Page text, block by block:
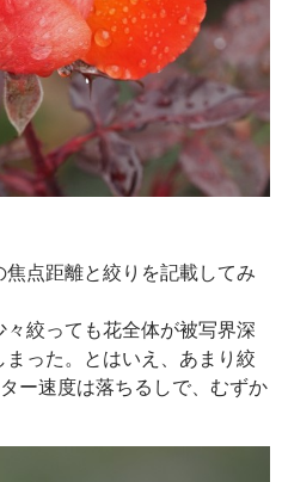
点距離と絞りを記載してみ
絞っても花全体が被写界深
った。とはいえ、あまり絞
ー速度は落ちるしで、むずか